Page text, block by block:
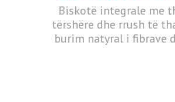
Biskotë integrale me
tërshëre dhe rrush të
burim natyral i fibrave